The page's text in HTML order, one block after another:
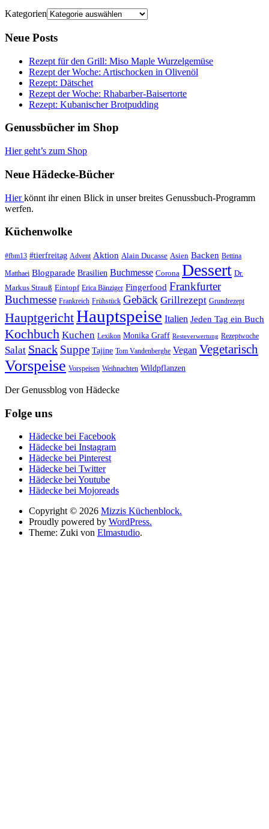
Kategorien
Neue Posts
Rezept für den Grill: Miso Maple Wurzelgemüse
Rezept der Woche: Artischocken in Olivenöl
Rezept: Dätschet
Rezept der Woche: Rhabarber-Baisertorte
Rezept: Kubanischer Brotpudding
Genussbücher im Shop
Hier geht’s zum Shop
Neue Hädecke-Bücher
Hierkönnt ihr einen Blick in unser breites Genussbuch-Programm
werfen.
Küchenwolke
#fbm13 #tierfreitag Advent Aktion Alain Ducasse Asien Backen Bettina
Matthaei Blogparade Brasilien Buchmesse Corona Dessert Dr.
Markus Strauß Eintopf Erica Bänziger Fingerfood Frankfurter
Buchmesse Frankreich Frühstück Gebäck Grillrezept Grundrezept
HauptgerichtHauptspeise Italien Jeden Tag ein Buch
Kochbuch Kuchen Lexikon Monika Graff Resteverwertung Rezeptwoche
Salat Snack Suppe Tajine Tom Vandenberghe Vegan Vegetarisch
Vorspeise Vorspeisen Weihnachten Wildpflanzen
Der Genussblog von Hädecke
Folge uns
Hädecke bei Facebook
Hädecke bei Instagram
Hädecke bei Pinterest
Hädecke bei Twitter
Hädecke bei Youtube
Hädecke bei Mojoreads
Copyright © 2026 Mizzis Küchenblock.
Proudly powered by WordPress.
Theme: Zuki von Elmastudio.